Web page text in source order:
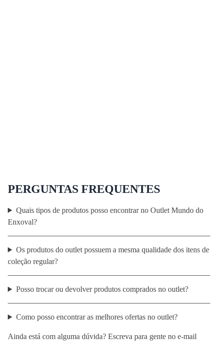
PERGUNTAS FREQUENTES
Quais tipos de produtos posso encontrar no Outlet Mundo do
Enxoval?
Os produtos do outlet possuem a mesma qualidade dos itens de
coleção regular?
Posso trocar ou devolver produtos comprados no outlet?
Como posso encontrar as melhores ofertas no outlet?
Ainda está com alguma dúvida? Escreva para gente no e-mail